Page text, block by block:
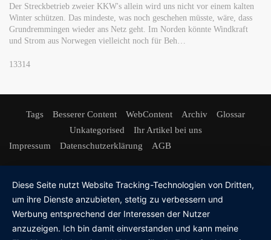
Der Streckbetrieb zweier KKW's allein wird uns nicht vor einem kalten
Winter schützen. Das mindeste, was noch geschehen müsste, wäre, dass
Grundremmingen wieder ans Netz geht. Im Norden könnte Windkraft
und Strom aus Norwegen vielleicht noch für Beh…
13314
Tags Besserer Content WebContent Archiv
Glossar
Unkategorised
Ihr Artikel bei uns
Impressum
Datenschutzerklärung AGB
Diese Seite nutzt Website Tracking-Technologien von Dritten,
um ihre Dienste anzubieten, stetig zu verbessern und
Werbung entsprechend der Interessen der Nutzer
anzuzeigen. Ich bin damit einverstanden und kann meine